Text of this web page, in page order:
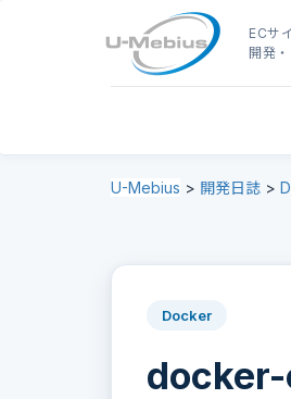
ECサ
開発
U-Mebius > 開発日誌 >
Docker